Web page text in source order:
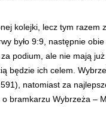
kolejki, lecz tym razem
było 9:9, następnie
podium, ale nie mają
będzie ich celem.
natomiast za
Wybrzeża –